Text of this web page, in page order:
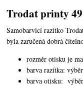
Trodat printy
Samobarvicí razítko
byla zaručená dobrá
rozměr otisku je
barva razítka:
barva otisku: